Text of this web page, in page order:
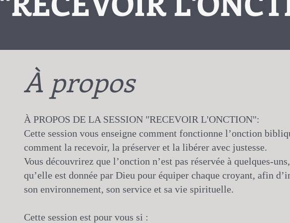
À propos
À PROPOS DE LA SESSION "RECEVOIR L'ONCTION":
Cette session vous enseigne comment fonctionne l’onction
comment la recevoir, la préserver et la libérer avec justesse.
Vous découvrirez que l’onction n’est pas réservée à quelques-
qu’elle est donnée par Dieu pour équiper chaque croyant, afin
son environnement, son service et sa vie spirituelle.
Cette session est pour vous si :